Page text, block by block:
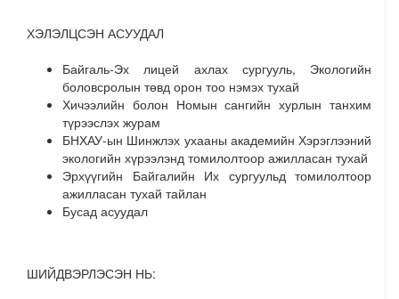
ХЭЛЭЛЦСЭН АСУУДАЛ
Байгаль-Эх лицей ахлах сургууль, Экологийн
боловсролын төвд орон тоо нэмэх тухай
Хичээлийн болон Номын сангийн хурлын танхим
түрээслэх журам
БНХАУ-ын Шинжлэх ухааны академийн Хэрэглээний
экологийн хүрээлэнд томилолтоор ажилласан тухай
Эрхүүгийн Байгалийн Их сургуульд томилолтоор
ажилласан тухай тайлан
Бусад асуудал
ШИЙДВЭРЛЭСЭН НЬ: